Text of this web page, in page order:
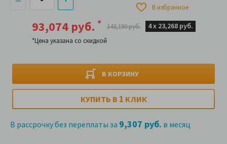
93,074 руб. *
*Цена указана со скидкой
143,190 руб. 4 х 23,268 руб.
В КОРЗИНУ
В избранное
КУПИТЬ В 1 КЛИК
В рассрочку без переплаты за 9,307 руб. в месяц